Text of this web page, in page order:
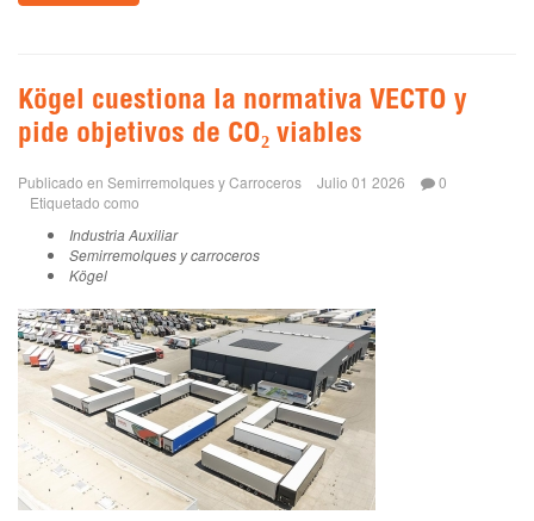
Kögel cuestiona la normativa VECTO y
pide objetivos de CO₂ viables
Publicado en Semirremolques y Carroceros Julio 01 2026
0
Etiquetado como
Industria Auxiliar
Semirremolques y carroceros
Kögel